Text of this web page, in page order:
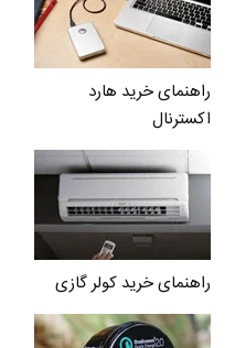
راهنمای خرید هارد
اکسترنال
راهنمای خرید کولر گازی